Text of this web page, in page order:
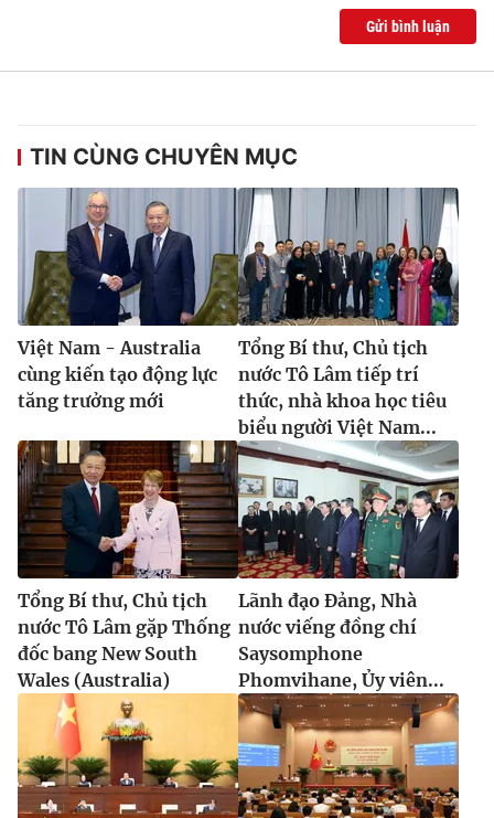
Gửi bình luận
TIN CÙNG CHUYÊN MỤC
Việt Nam - Australia
cùng kiến tạo động lực
tăng trưởng mới
Tổng Bí thư, Chủ tịch
nước Tô Lâm tiếp trí
thức, nhà khoa học tiêu
biểu người Việt Nam...
Tổng Bí thư, Chủ tịch
nước Tô Lâm gặp Thống
đốc bang New South
Wales (Australia)
Lãnh đạo Đảng, Nhà
nước viếng đồng chí
Saysomphone
Phomvihane, Ủy viên...